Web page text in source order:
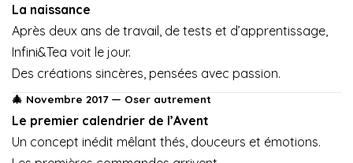
La naissance
Après deux ans de travail, de tests et d’apprentissage,
Infini&Tea voit le jour.
Des créations sincères, pensées avec passion.
🎄 Novembre 2017 — Oser autrement
Le premier calendrier de l’Avent
Un concept inédit mêlant thés, douceurs et émotions.